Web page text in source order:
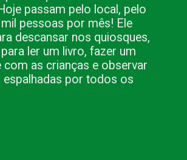
passam pelo local, pelo
pessoas por mês! Ele
descansar nos quiosques,
ler um livro, fazer um
com as crianças e observar
espalhadas por todos os